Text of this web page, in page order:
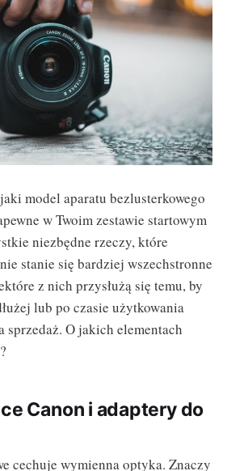
model aparatu bezlusterkowego
w Twoim zestawie startowym
niezbędne rzeczy, które
stanie się bardziej wszechstronne
z nich przysłużą się temu, by
lub po czasie użytkowania
sprzedaż. O jakich elementach
Canon i adaptery do
cechuje wymienna optyka. Znaczy